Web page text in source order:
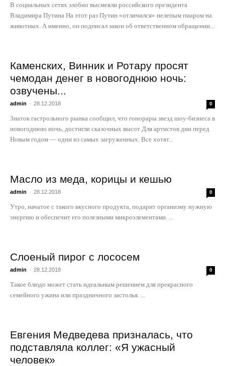
В социальных сетях злобно высмеяли российского президента
Владимира Путина На этот раз Путин «отличился» нелепым пиаром на
животных. А именно, он подписал закон об ответственном обращении...
Каменских, Винник и Ротару просят
чемодан денег в новогоднюю ночь:
озвучены...
admin - 28.12.2018 0
Знаток гастрольного рынка сообщил, что гонорары звезд шоу-бизнеса в
новогоднюю ночь, достигли сказочных высот Для артистов дни перед
Новым годом — одни из самых загруженных. Все хотят...
Масло из меда, корицы и кешью
admin - 28.12.2018 0
Утро, начатое с такого вкусного продукта, подарит организму нужную
энергию и обеспечит его полезными микроэлементами. ...
Слоеный пирог с лососем
admin - 28.12.2018 0
Такое блюдо может стать идеальным решением для прекрасного
семейного ужина или праздничного застолья. ...
Евгения Медведева призналась, что
подставляла коллег: «Я ужасный
человек»